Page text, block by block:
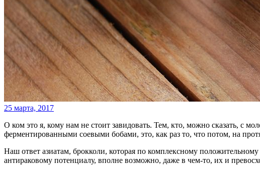
25 марта, 2017
О ком это я, кому нам не стоит завидовать. Тем, кто, можно сказать, с
ферментированными соевыми бобами, это, как раз то, что потом, на
Наш ответ азиатам, брокколи, которая по комплексному
антираковому потенциалу, вполне возможно, даже в чем-то, их и